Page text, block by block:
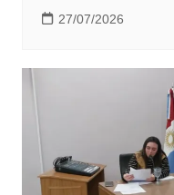
27/07/2026